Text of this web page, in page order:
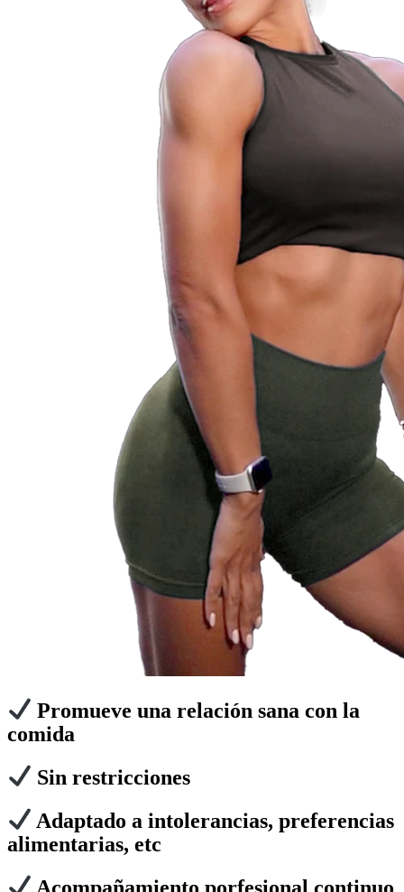
Promueve una relación sana con la
comida
Sin restricciones
Adaptado a intolerancias, preferencias
alimentarias, etc